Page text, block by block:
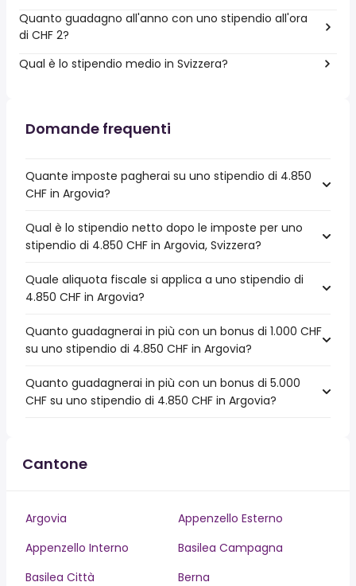
Quanto guadagno all'anno con uno stipendio all'ora
di CHF 2?
Qual è lo stipendio medio in Svizzera?
Domande frequenti
Quante imposte pagherai su uno stipendio di 4.850
CHF in Argovia?
Qual è lo stipendio netto dopo le imposte per uno
stipendio di 4.850 CHF in Argovia, Svizzera?
Quale aliquota fiscale si applica a uno stipendio di
4.850 CHF in Argovia?
Quanto guadagnerai in più con un bonus di 1.000 CHF
su uno stipendio di 4.850 CHF in Argovia?
Quanto guadagnerai in più con un bonus di 5.000
CHF su uno stipendio di 4.850 CHF in Argovia?
Cantone
Argovia
Appenzello Esterno
Appenzello Interno
Basilea Campagna
Basilea Città
Berna